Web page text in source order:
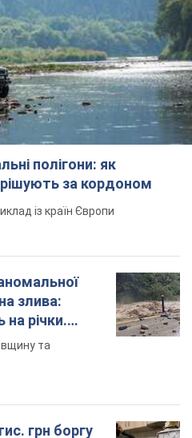
полігони: як
за кордоном
із країн Європи
злива:
річки.
та
грн боргу